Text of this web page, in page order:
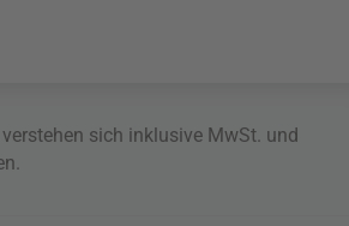
sich inklusive MwSt. und
.